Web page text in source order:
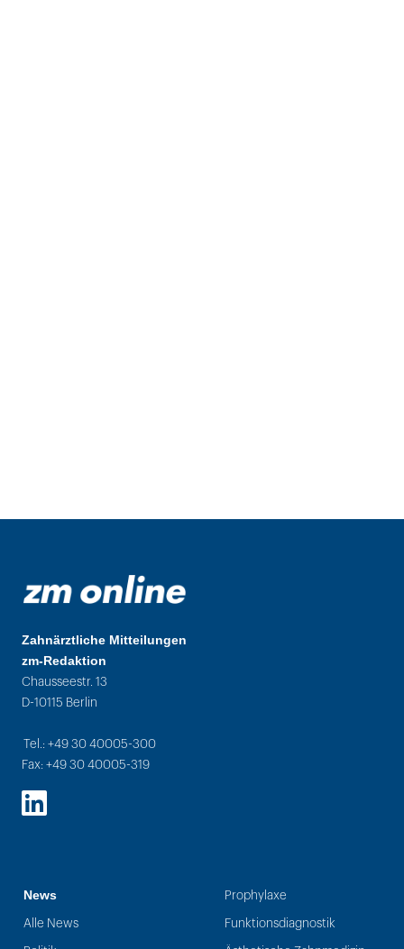
Zahnärztliche Mitteilungen
zm-Redaktion
Chausseestr. 13
D-10115 Berlin
Tel.: +49 30 40005-300
Fax: +49 30 40005-319
LinkedIn
News
Alle News
Prophylaxe
Funktionsdiagnostik